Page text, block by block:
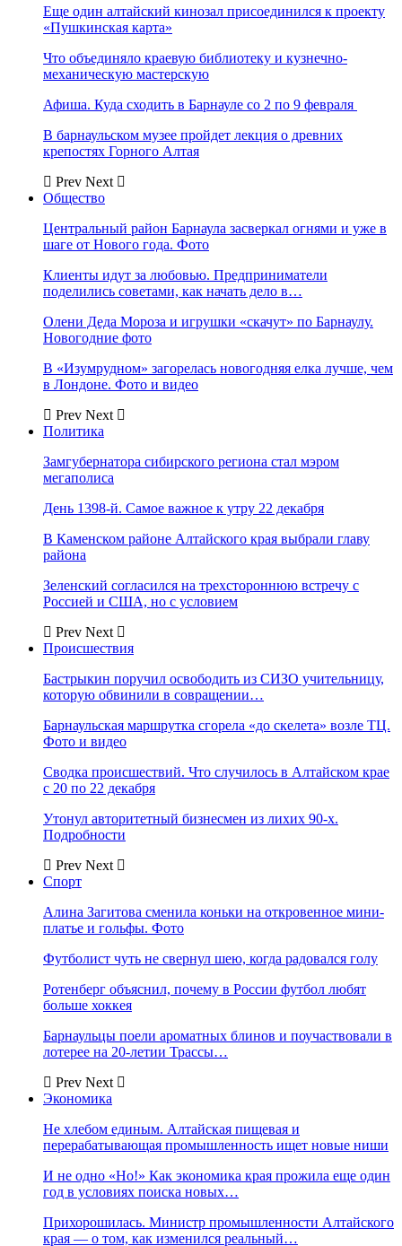
Еще один алтайский кинозал присоединился к проекту
«Пушкинская карта»
Что объединяло краевую библиотеку и кузнечно-
механическую мастерскую
Афиша. Куда сходить в Барнауле со 2 по 9 февраля
В барнаульском музее пройдет лекция о древних
крепостях Горного Алтая
Prev Next
Общество
Центральный район Барнаула засверкал огнями и уже в
шаге от Нового года. Фото
Клиенты идут за любовью. Предприниматели
поделились советами, как начать дело в…
Олени Деда Мороза и игрушки «скачут» по Барнаулу.
Новогодние фото
В «Изумрудном» загорелась новогодняя елка лучше, чем
в Лондоне. Фото и видео
Prev Next
Политика
Замгубернатора сибирского региона стал мэром
мегаполиса
День 1398-й. Самое важное к утру 22 декабря
В Каменском районе Алтайского края выбрали главу
района
Зеленский согласился на трехстороннюю встречу с
Россией и США, но с условием
Prev Next
Происшествия
Бастрыкин поручил освободить из СИЗО учительницу,
которую обвинили в совращении…
Барнаульская маршрутка сгорела «до скелета» возле ТЦ.
Фото и видео
Сводка происшествий. Что случилось в Алтайском крае
с 20 по 22 декабря
Утонул авторитетный бизнесмен из лихих 90-х.
Подробности
Prev Next
Спорт
Алина Загитова сменила коньки на откровенное мини-
платье и гольфы. Фото
Футболист чуть не свернул шею, когда радовался голу
Ротенберг объяснил, почему в России футбол любят
больше хоккея
Барнаульцы поели ароматных блинов и поучаствовали в
лотерее на 20-летии Трассы…
Prev Next
Экономика
Не хлебом единым. Алтайская пищевая и
перерабатывающая промышленность ищет новые ниши
И не одно «Но!» Как экономика края прожила еще один
год в условиях поиска новых…
Прихорошилась. Министр промышленности Алтайского
края — о том, как изменился реальный…